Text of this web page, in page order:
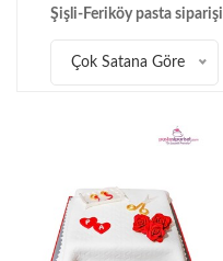
Şişli-Feriköy pasta siparişi
Çok Satana Göre